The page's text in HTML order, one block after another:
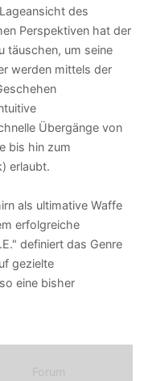
des
Perspektiven hat der
täuschen, um seine
werden mittels der
Übergänge von
bis hin zum
erlaubt.
als ultimative Waffe
erfolgreiche
definiert das Genre
gezielte
eine bisher
Forum